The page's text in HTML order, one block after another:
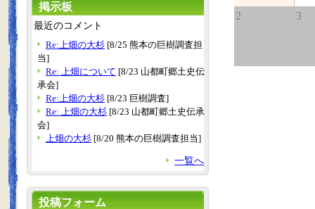
2 3
掲示板
最近のコメント
Re:上畑の大杉 [8/25 熊本の巨樹調査担
当]
Re: 上畑について [8/23 山都町郷土史伝
承会]
Re:上畑の大杉 [8/23 巨樹調査]
Re: 上畑の大杉 [8/23 山都町郷土史伝承
会]
上畑の大杉 [8/20 熊本の巨樹調査担当]
一覧へ
投稿フォーム